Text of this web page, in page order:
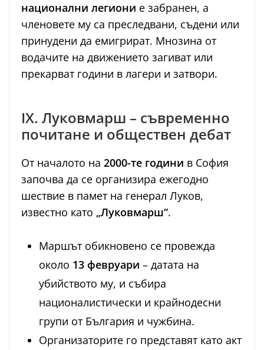
национални легиони е забранен, а
членовете му са преследвани, съдени или
принудени да емигрират. Мнозина от
водачите на движението загиват или
прекарват години в лагери и затвори.
IX. Луковмарш – съвременно
почитане и обществен дебат
От началото на 2000-те години в София
започва да се организира ежегодно
шествие в памет на генерал Луков,
известно като „Луковмарш“.
Маршът обикновено се провежда
около 13 февруари – датата на
убийството му, и събира
националистически и крайнодесни
групи от България и чужбина.
Организаторите го представят като акт